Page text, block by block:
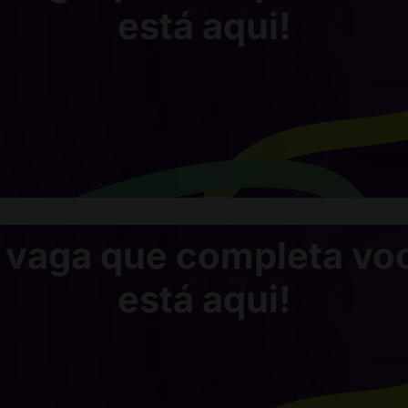
está aqui!
que completa
está aqui!